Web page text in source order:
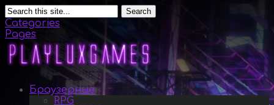
Search
Categories
Pages
Браузерные
RPG